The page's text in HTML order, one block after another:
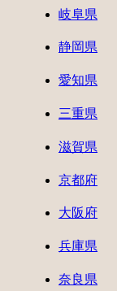
岐阜県
静岡県
愛知県
三重県
滋賀県
京都府
大阪府
兵庫県
奈良県